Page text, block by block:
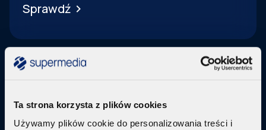
Ta strona korzysta z plików cookies
Używamy plików cookie do personalizowania treści i
Sprawdź
Telewizja Replay